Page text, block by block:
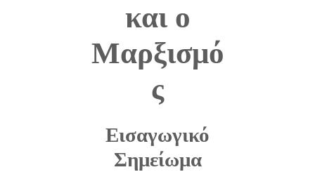
και ο
Μαρξισμό
ς
Εισαγωγικό
Σημείωμα